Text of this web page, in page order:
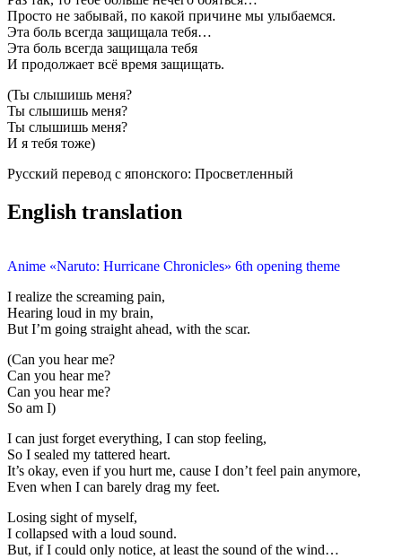
Просто не забывай, по какой причине мы улыбаемся.
Эта боль всегда защищала тебя…
Эта боль всегда защищала тебя
И продолжает всё время защищать.
(Ты слышишь меня?
Ты слышишь меня?
Ты слышишь меня?
И я тебя тоже)
Русский перевод с японского: Просветленный
English translation
Anime «Naruto: Hurricane Chronicles» 6th opening theme
I realize the screaming pain,
Hearing loud in my brain,
But I’m going straight ahead, with the scar.
(Can you hear me?
Can you hear me?
Can you hear me?
So am I)
I can just forget everything, I can stop feeling,
So I sealed my tattered heart.
It’s okay, even if you hurt me, cause I don’t feel pain anymore,
Even when I can barely drag my feet.
Losing sight of myself,
I collapsed with a loud sound.
But, if I could only notice, at least the sound of the wind…